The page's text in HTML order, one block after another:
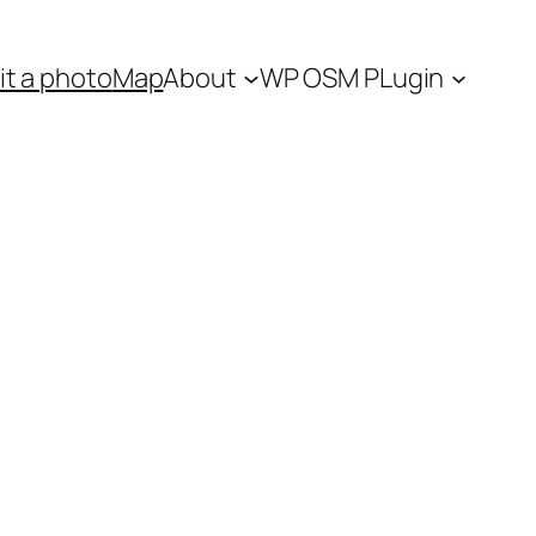
a photoMapAbout WP OSM PLugin